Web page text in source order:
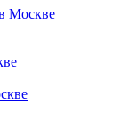
Москве